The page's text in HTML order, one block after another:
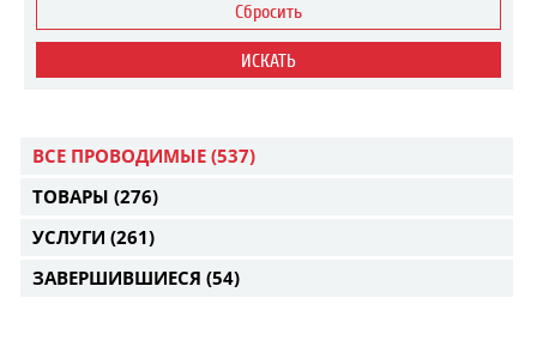
Сбросить
ИСКАТЬ
ВСЕ ПРОВОДИМЫЕ (537)
ТОВАРЫ (276)
УСЛУГИ (261)
ЗАВЕРШИВШИЕСЯ (54)